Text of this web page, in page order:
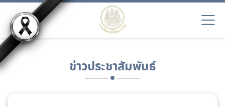
ข่าวประชาสัมพันธ์